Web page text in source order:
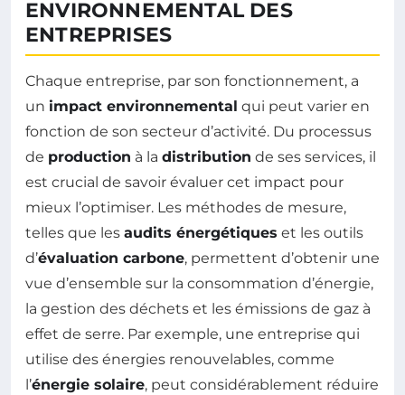
ENVIRONNEMENTAL DES
ENTREPRISES
Chaque entreprise, par son fonctionnement, a
un impact environnemental qui peut varier en
fonction de son secteur d’activité. Du processus
de production à la distribution de ses services, il
est crucial de savoir évaluer cet impact pour
mieux l’optimiser. Les méthodes de mesure,
telles que les audits énergétiques et les outils
d’évaluation carbone, permettent d’obtenir une
vue d’ensemble sur la consommation d’énergie,
la gestion des déchets et les émissions de gaz à
effet de serre. Par exemple, une entreprise qui
utilise des énergies renouvelables, comme
l’énergie solaire, peut considérablement réduire